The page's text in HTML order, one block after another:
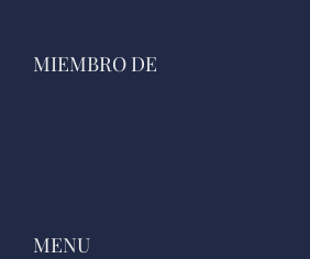
MIEMBRO DE
MENU